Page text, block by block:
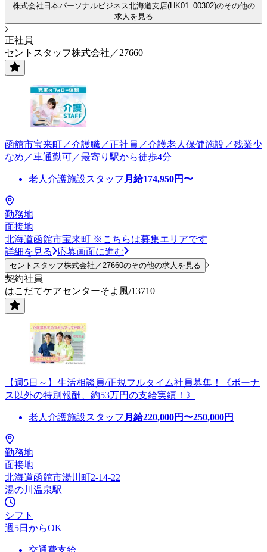
株式会社日本パーソナルビジネス北海道支店(HK01_00302)のその他の
求人を見る
正社員
セントスタッフ株式会社／27660
函館市宝来町／介護職／正社員／介護老人保健施設／残業少
なめ／車通勤可／最寄り駅から徒歩4分
老人介護施設スタッフ 月給174,950円〜
勤務地
面接地
北海道函館市宝来町 ※こちらは募集エリアです
詳細を見る
応募画面に進む
セントスタッフ株式会社／27660のその他の求人を見る
契約社員
はこだてケアセンターそよ風/13710
【週5日～】生活相談員/正規フルタイム社員募集！《ボーナ
ス以外の特別報酬、約53万円の支給実績！》
老人介護施設スタッフ 月給220,000円〜250,000円
勤務地
面接地
北海道函館市湯川町2-14-22
湯の川温泉駅
シフト
週5日からOK
交通費支給